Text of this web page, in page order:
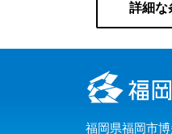
詳細な
福岡県福岡市